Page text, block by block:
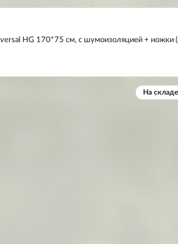
HG 170*75 см, с шумоизоляцией + ножки
На складе